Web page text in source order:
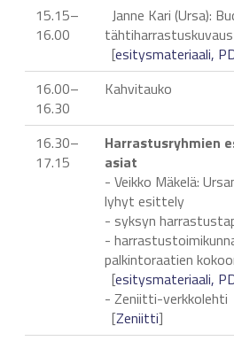
15.15–
16.00
Janne Kari (Ursa):
[esitysmateriaali,
16.00–
16.30
Kahvitauko
16.30–
17.15
Harrastusryhmien
asiat
- Veikko Mäkelä:
lyhyt esittely
- syksyn
-
palkintoraatien
[esitysmateriaali,
- Zeniitti-verkkolehti
[Zeniitti]